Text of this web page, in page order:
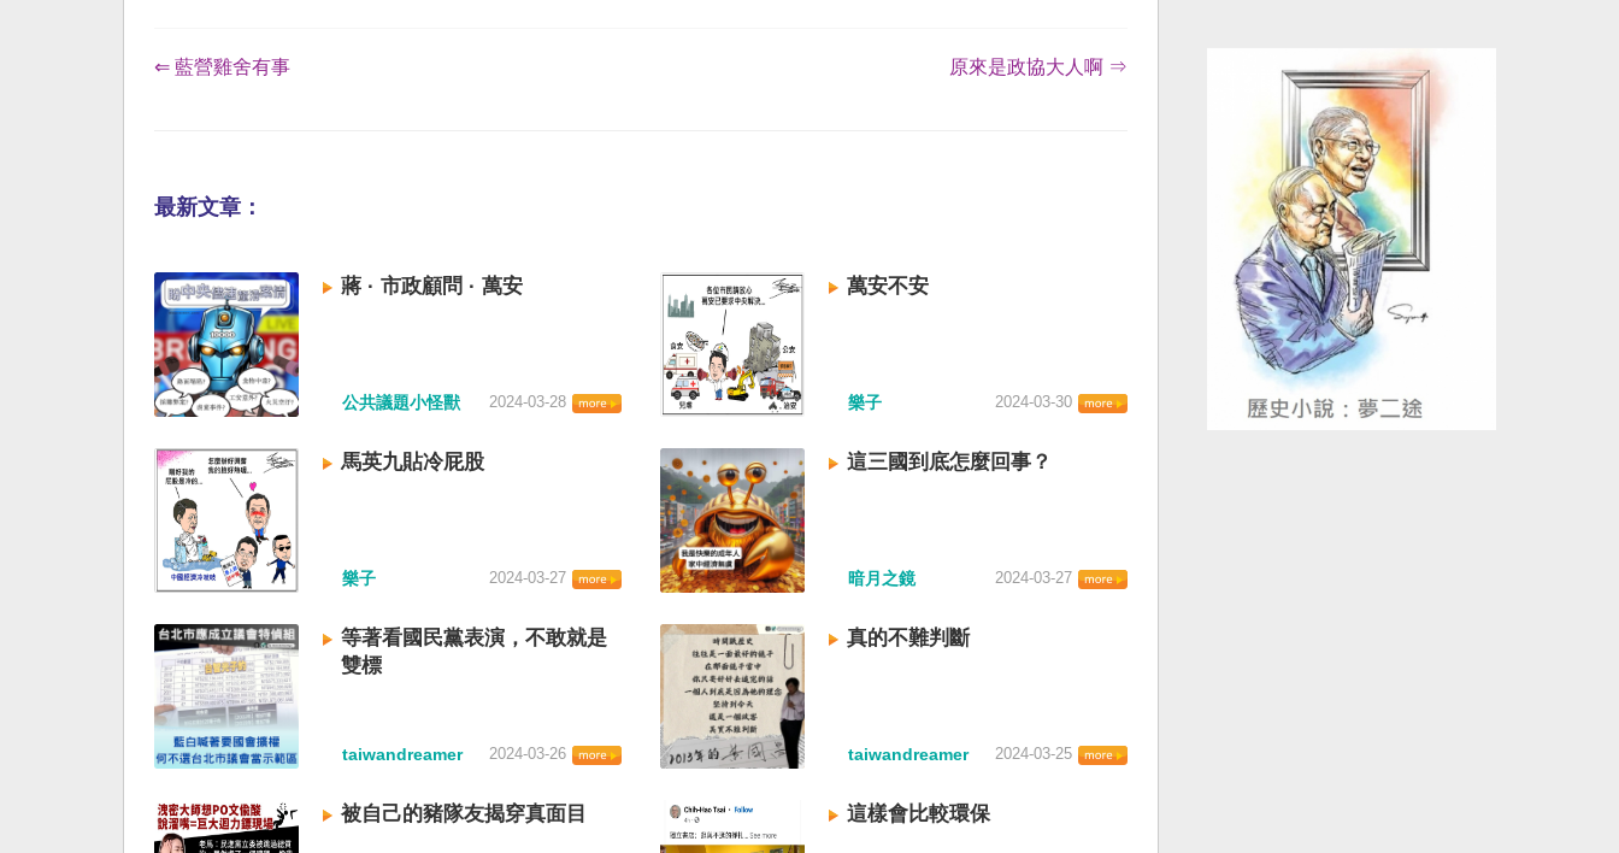
⇐ 藍營雞舍有事 原來是政協大人啊 ⇒
最新文章：
蔣 · 市政顧問 · 萬安
公共議題小怪獸 2024-03-28
萬安不安
樂子 2024-03-30
馬英九貼冷屁股
樂子 2024-03-27
這三國到底怎麼回事？
暗月之鏡 2024-03-27
等著看國民黨表演，不敢就是
雙標
taiwandreamer 2024-03-26
真的不難判斷
taiwandreamer 2024-03-25
被自己的豬隊友揭穿真面目 這樣會比較環保